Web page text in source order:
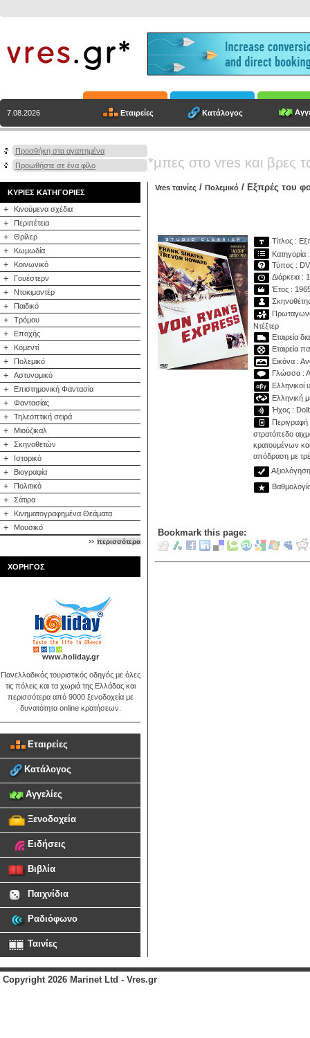
7.08.2026 Εταιρείες Κατάλογος
Προσθήκη στα αγαπημένα
Προωθήστε σε ένα φίλο
*μπες στο vres και βρες
ΚΥΡΙΕΣ ΚΑΤΗΓΟΡΙΕΣ
+ Κινούμενα σχέδια
+ Περιπέτεια
+ Θρίλερ
+ Κωμωδία
+ Κοινωνικό
+ Γουέστερν
+ Ντοκιμαντέρ
+ Παιδικό
+ Τρόμου
+ Εποχής
+ Κομεντί
+ Πολεμικό
+ Αστυνομικό
+ Επιστημονική Φαντασία
+ Φαντασίας
+ Τηλεοπτική σειρά
+ Μιούζικαλ
+ Σκηνοθετών
+ Ιστορικό
+ Βιογραφία
+ Πολιτικό
+ Σάτιρα
+ Κινηματογραφημένα Θεάματα
+ Μουσικό
περισσότερα
ΧΟΡΗΓΟΣ
www.holiday.gr
Πανελλαδικός τουριστικός οδηγός με όλες
τις πόλεις και τα χωριά της Ελλάδας και
περισσότερα από 9000 ξενοδοχεία με
δυνατότητα online κρατήσεων.
Εταιρείες
Κατάλογος
Αγγελίες
Ξενοδοχεία
Ειδήσεις
Βιβλία
Παιχνίδια
Ραδιόφωνο
Ταινίες
Vres ταινίες / Πολεμικό / Εξπρές του
Τίτλος :
Κατηγορία
Τύπος :
Διάρκεια :
Έτος :
Ντέξτερ
Εταιρεία
Εταιρεία
Εικόνα :
Γλώσσα :
Ελληνικοί
Ελληνική
Ήχος :
Περιγραφή
στρατόπεδο
κρατουμένων
απόδραση με
Bookmark this page:
Copyright 2026 Marinet Ltd - Vres.gr